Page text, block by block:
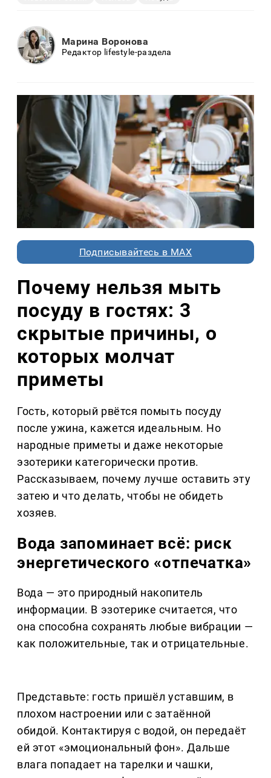
Марина Воронова
Редактор lifestyle-раздела
Подписывайтесь в MAX
Почему нельзя мыть
посуду в гостях: 3
скрытые причины, о
которых молчат
приметы
Гость, который рвётся помыть посуду
после ужина, кажется идеальным. Но
народные приметы и даже некоторые
эзотерики категорически против.
Рассказываем, почему лучше оставить эту
затею и что делать, чтобы не обидеть
хозяев.
Вода запоминает всё: риск
энергетического «отпечатка»
Вода — это природный накопитель
информации. В эзотерике считается, что
она способна сохранять любые вибрации —
как положительные, так и отрицательные.
Представьте: гость пришёл уставшим, в
плохом настроении или с затаённой
обидой. Контактируя с водой, он передаёт
ей этот «эмоциональный фон». Дальше
влага попадает на тарелки и чашки,